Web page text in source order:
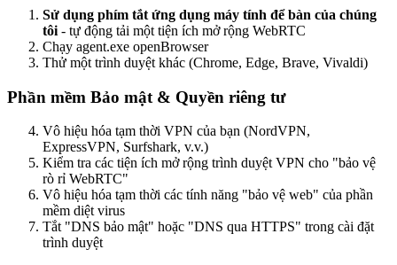
Sử dụng phím tắt ứng dụng máy tính để bàn của chúng
tôi - tự động tải một tiện ích mở rộng WebRTC
Chạy agent.exe openBrowser
Thử một trình duyệt khác (Chrome, Edge, Brave, Vivaldi)
Phần mềm Bảo mật & Quyền riêng tư
Vô hiệu hóa tạm thời VPN của bạn (NordVPN,
ExpressVPN, Surfshark, v.v.)
Kiểm tra các tiện ích mở rộng trình duyệt VPN cho "bảo vệ
rò rỉ WebRTC"
Vô hiệu hóa tạm thời các tính năng "bảo vệ web" của phần
mềm diệt virus
Tắt "DNS bảo mật" hoặc "DNS qua HTTPS" trong cài đặt
trình duyệt